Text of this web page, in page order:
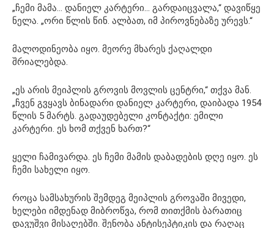
„ჩემი მამა… დანიელ კარტერი… გარდაიცვალა,“ დავიწყე
ნელა. „ორი წლის წინ. ალბათ, იმ პიროვნებაზე ურევს.“
მალოდინეობა იყო. მეორე მხარეს ქაღალდი
შრიალებდა.
„ეს არის მეიპლის გროვის მოვლის ცენტრი,“ თქვა მან.
„ჩვენ გვყავს ბინადარი დანიელ კარტერი, დაიბადა 1954
წლის 5 მარტს. გადაუდებელი კონტაქტი: ემილი
კარტერი. ეს ხომ თქვენ ხართ?“
ყელი ჩამივარდა. ეს ჩემი მამის დაბადების დღე იყო. ეს
ჩემი სახელი იყო.
როცა სამსახურის შემდეგ მეიპლის გროვაში მივედი,
ხელები იმდენად მიბროწვა, რომ თითქმის ბარათიც
დავუშვი მისაღებში. შენობა ანტისეპტიკის და რაღაც